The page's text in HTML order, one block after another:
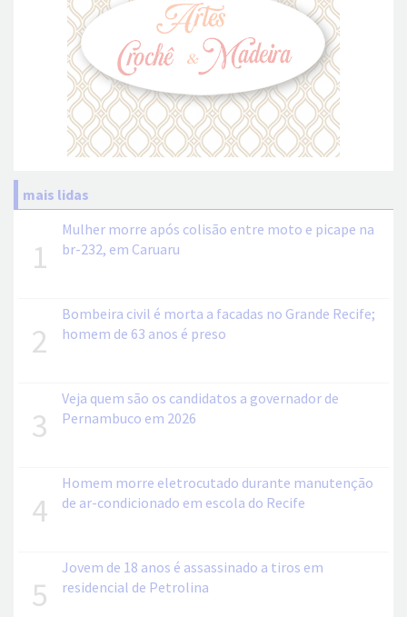
mais lidas
1
Mulher morre após colisão entre moto e picape na
br-232, em Caruaru
2
Bombeira civil é morta a facadas no Grande Recife;
homem de 63 anos é preso
3
Veja quem são os candidatos a governador de
Pernambuco em 2026
4
Homem morre eletrocutado durante manutenção
de ar-condicionado em escola do Recife
5
Jovem de 18 anos é assassinado a tiros em
residencial de Petrolina